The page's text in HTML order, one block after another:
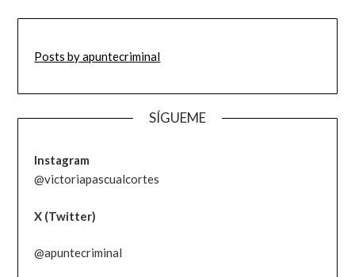
Posts by apuntecriminal
SÍGUEME
Instagram
@victoriapascualcortes
X (Twitter)
@apuntecriminal